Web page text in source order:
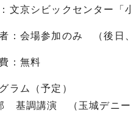
文京シビックセンター「
：会場参加のみ （後日
：無料
ラム（予定）
基調講演 （玉城デニー